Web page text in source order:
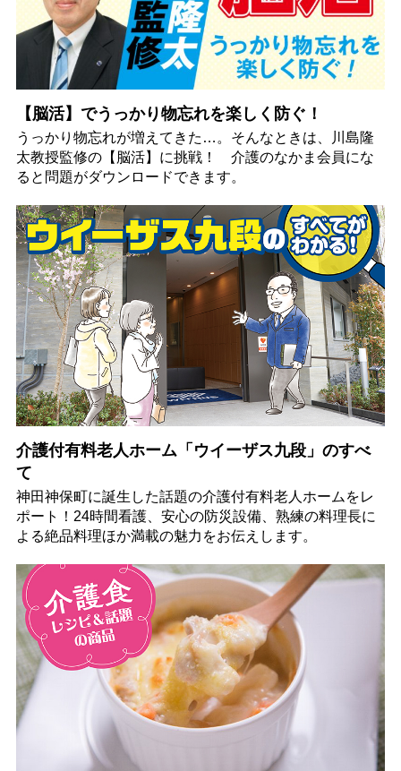
【脳活】でうっかり物忘れを楽しく防ぐ！
うっかり物忘れが増えてきた…。そんなときは、川島隆
太教授監修の【脳活】に挑戦！ 介護のなかま会員にな
ると問題がダウンロードできます。
介護付有料老人ホーム「ウイーザス九段」のすべ
て
神田神保町に誕生した話題の介護付有料老人ホームをレ
ポート！24時間看護、安心の防災設備、熟練の料理長に
よる絶品料理ほか満載の魅力をお伝えします。